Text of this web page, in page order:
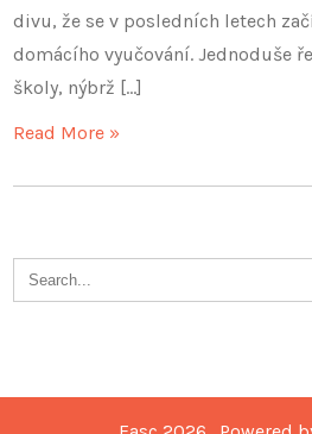
divu, že se v posledních letech
domácího vyučování. Jednoduše
školy, nýbrž […]
Read More »